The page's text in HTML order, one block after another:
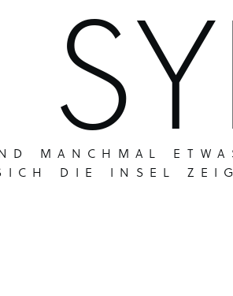
MANCHMAL
DIE INSEL